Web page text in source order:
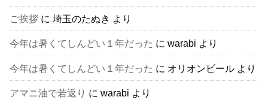
ご挨拶 に埼玉のたぬき より
今年は暑くてしんどい１年だった にwarabi より
今年は暑くてしんどい１年だった に オリオンビール より
アマニ油で若返り にwarabi より